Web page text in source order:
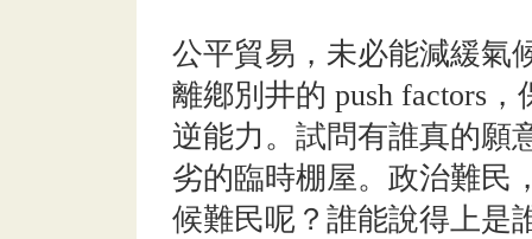
公平貿易，未必能減緩氣
離鄕別井的 push factors
逆能力。試問有誰真的願
劣的臨時棚屋。政治難民
候難民呢？誰能說得上是